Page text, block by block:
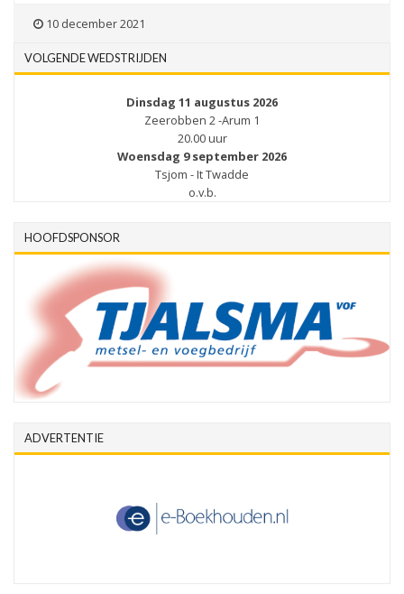
10 december 2021
VOLGENDE WEDSTRIJDEN
Dinsdag 11 augustus 2026
Zeerobben 2 -Arum 1
20.00 uur
Woensdag 9 september 2026
Tsjom - It Twadde
o.v.b.
HOOFDSPONSOR
ADVERTENTIE